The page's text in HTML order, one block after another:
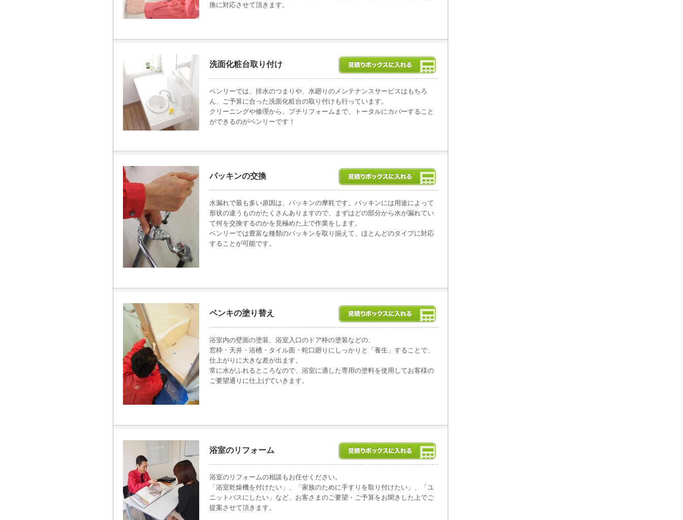
換に対応させて頂きます。
洗面化粧台取り付け
ベンリーでは、排水のつまりや、水廻りのメンテナンスサービスはもちろ
ん、ご予算に合った洗面化粧台の取り付けも行っています。
クリーニングや修理から、プチリフォームまで、トータルにカバーすること
ができるのがベンリーです！
パッキンの交換
水漏れで最も多い原因は、パッキンの摩耗です。パッキンには用途によって
形状の違うものがたくさんありますので、まずはどの部分から水が漏れてい
て何を交換するのかを見極めた上で作業をします。
ベンリーでは豊富な種類のパッキンを取り揃えて、ほとんどのタイプに対応
することが可能です。
ペンキの塗り替え
浴室内の壁面の塗装、浴室入口のドア枠の塗装などの、
窓枠・天井・浴槽・タイル面・蛇口廻りにしっかりと「養生」することで、
仕上がりに大きな差が出ます。
常に水がふれるところなので、浴室に適した専用の塗料を使用してお客様の
ご要望通りに仕上げていきます。
浴室のリフォーム
浴室のリフォームの相談もお任せください。
「浴室乾燥機を付けたい」、「家族のために手すりを取り付けたい」、「ユ
ニットバスにしたい」など、お客さまのご要望・ご予算をお聞きした上でご
提案させて頂きます。